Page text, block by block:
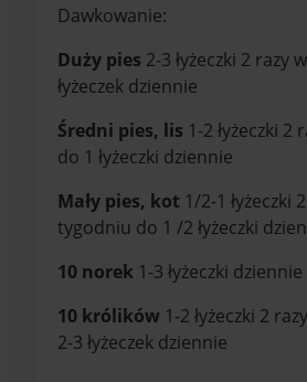
Dawkowanie:
Duży pies 2-3 łyżeczki 2 razy
łyżeczek dziennie
Średni pies, lis 1-2 łyżeczki 2
do 1 łyżeczki dziennie
Mały pies, kot 1/2-1 łyżeczki
tygodniu do 1 /2 łyżeczki
10 norek 1-3 łyżeczki dziennie
10 królików 1-2 łyżeczki 2
2-3 łyżeczek dziennie